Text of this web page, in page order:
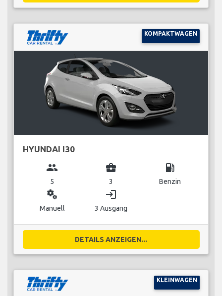
KOMPAKTWAGEN
HYUNDAI I30
group
5
business_center
3
local_gas_station
Benzin
miscellaneous_services
Manuell
login
3 Ausgang
DETAILS ANZEIGEN...
KLEINWAGEN